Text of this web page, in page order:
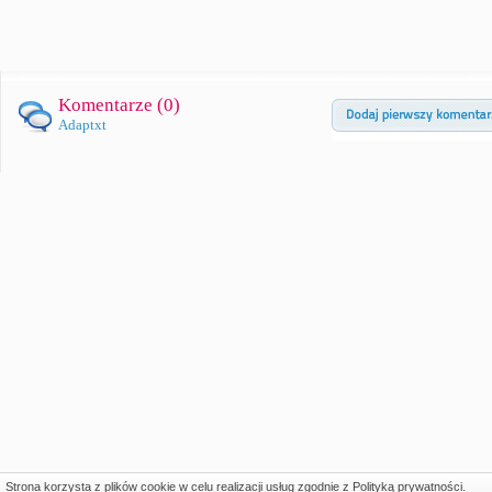
Komentarze (0)
Adaptxt
Strona korzysta z plików cookie w celu realizacji usług zgodnie z Polityką prywatności.